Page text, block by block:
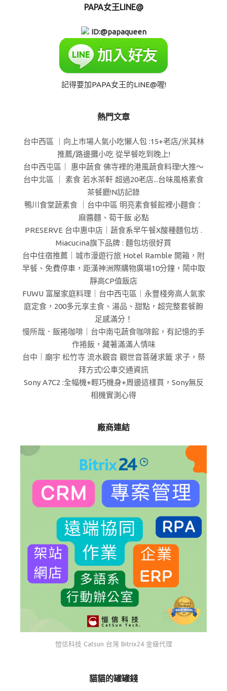
PAPA女王LINE@
ID:@papaqueen
記得要加PAPA女王的LINE@喔!
熱門文章
台中西區 ｜向上市場人氣小吃懶人包 :15+老店/米其林
推薦/路邊攤小吃 從早餐吃到晚上!
台中西屯區｜ 惠中蔬食 佛寺裡的港風蔬食料理!大推～
台中北區 ｜ 素食 若水茶軒 超過20老店...台味風格素食
茶餐廳!N訪記錄
鴨川食堂蔬素食 ｜台中中區 明亮素食餐館裡小麵食：
麻醬麵、筍干飯 必點
PRESERVE 台中惠中店｜蔬食系早午餐X酸種麵包坊 .
Miacucina旗下品牌 : 麵包坊很好買
台中住宿推薦｜城市漫遊行旅 Hotel Ramble 開箱，附
早餐、免費停車，距漢神洲際購物廣場10分鐘，鬧中取
靜高CP值飯店
FUWU 富屋家庭料理｜台中西屯區｜永豐棧旁高人氣家
庭定食，200多元享主食、湯品、甜點，超完整套餐飽
足感滿分！
慢所哉．飯捲咖啡｜台中南屯蔬食咖啡館，有記憶的手
作捲飯，藏著滿滿人情味
台中｜廟宇 松竹寺 流水觀音 觀世音菩薩求籤 求子，祭
拜方式!公車交通資訊
Sony A7C2 :全幅機+輕巧機身+周邊這樣買，Sony無反
相機實測心得
廠商連結
愷信科技 Catsun 台灣 Bitrix24 金級代理
貓貓的罐罐錢